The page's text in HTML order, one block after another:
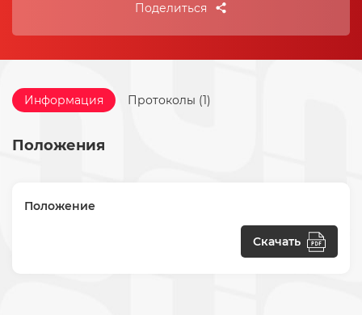
Поделиться
Информация Протоколы (1)
Положения
Положение
Скачать